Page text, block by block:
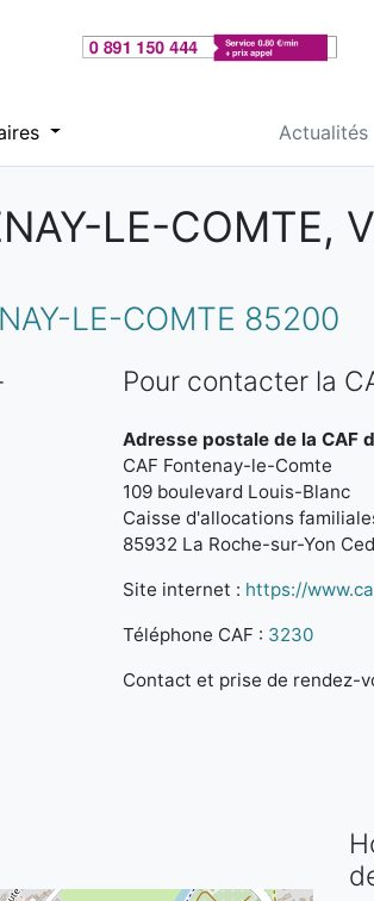
Actualités
LE-COMTE,
LE-COMTE 85200
Pour contacter la
Adresse postale de la CAF
CAF Fontenay-le-Comte
109 boulevard Louis-Blanc
Caisse d'allocations
85932 La Roche-sur-Yon
Site internet : https://
Téléphone CAF : 3230
Contact et prise de rendez-